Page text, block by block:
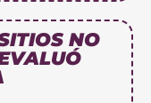
NO